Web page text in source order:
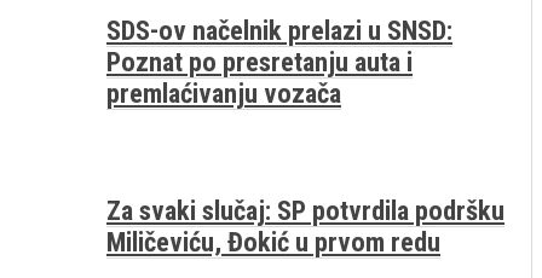
SDS-ov načelnik prelazi u SNSD:
Poznat po presretanju auta i
premlaćivanju vozača
Za svaki slučaj: SP potvrdila podršku
Miličeviću, Đokić u prvom redu